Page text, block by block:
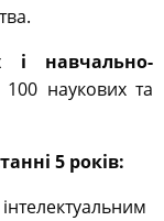
і навчально-
наукових та
5 років: